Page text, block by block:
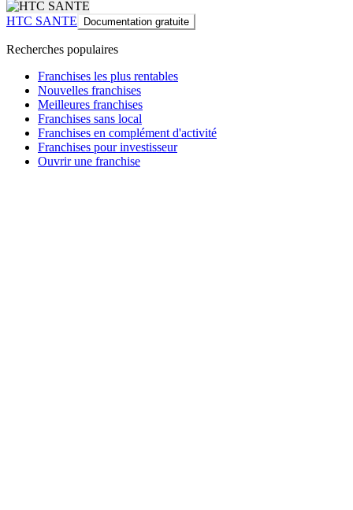
HTC SANTE Documentation gratuite
Recherches populaires
Franchises les plus rentables
Nouvelles franchises
Meilleures franchises
Franchises sans local
Franchises en complément d'activité
Franchises pour investisseur
Ouvrir une franchise